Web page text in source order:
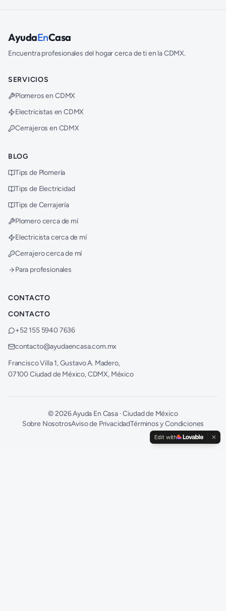
AyudaEnCasa
Encuentra profesionales del hogar cerca de ti en la CDMX.
SERVICIOS
Plomeros en CDMX
Electricistas en CDMX
Cerrajeros en CDMX
BLOG
Tips de Plomería
Tips de Electricidad
Tips de Cerrajería
Plomero cerca de mí
Electricista cerca de mí
Cerrajero cerca de mí
Para profesionales
CONTACTO
CONTACTO
+52 155 5940 7636
contacto@ayudaencasa.com.mx
Francisco Villa 1, Gustavo A. Madero,
07100 Ciudad de México, CDMX, México
©2026Ayuda En Casa · Ciudad de México
Sobre NosotrosAviso de PrivacidadTérminos y Condiciones
Edit with